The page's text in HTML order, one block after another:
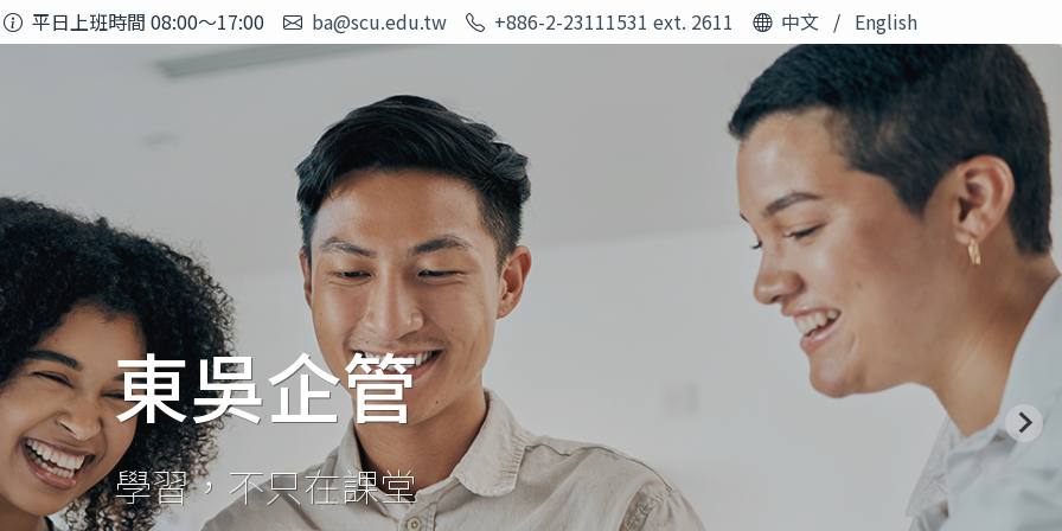
平日上班時間 08:00～17:00 ba@scu.edu.tw +886-2-23111531 ext. 2611 中文 / English
東吳企管
學習，不只在課堂